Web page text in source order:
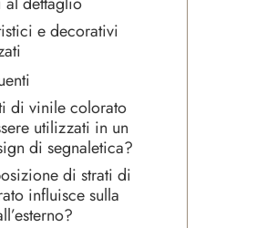
e decorativi
di vinile colorato
utilizzati in un
di segnaletica?
di strati di
influisce sulla